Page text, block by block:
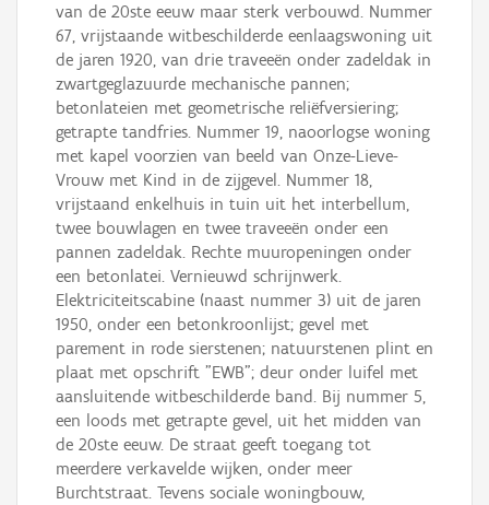
van de 20ste eeuw maar sterk verbouwd. Nummer
67, vrijstaande witbeschilderde eenlaagswoning uit
de jaren 1920, van drie traveeën onder zadeldak in
zwartgeglazuurde mechanische pannen;
betonlateien met geometrische reliëfversiering;
getrapte tandfries. Nummer 19, naoorlogse woning
met kapel voorzien van beeld van Onze-Lieve-
Vrouw met Kind in de zijgevel. Nummer 18,
vrijstaand enkelhuis in tuin uit het interbellum,
twee bouwlagen en twee traveeën onder een
pannen zadeldak. Rechte muuropeningen onder
een betonlatei. Vernieuwd schrijnwerk.
Elektriciteitscabine (naast nummer 3) uit de jaren
1950, onder een betonkroonlijst; gevel met
parement in rode sierstenen; natuurstenen plint en
plaat met opschrift "EWB"; deur onder luifel met
aansluitende witbeschilderde band. Bij nummer 5,
een loods met getrapte gevel, uit het midden van
de 20ste eeuw. De straat geeft toegang tot
meerdere verkavelde wijken, onder meer
Burchtstraat. Tevens sociale woningbouw,